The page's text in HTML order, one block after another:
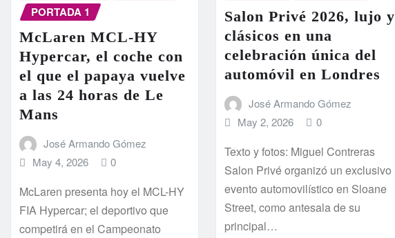
PORTADA 1
McLaren MCL-HY
Hypercar, el coche con
el que el papaya vuelve
a las 24 horas de Le
Mans
José Armando Gómez
May 4, 2026
0
McLaren presenta hoy el MCL-HY
FIA Hypercar; el deportivo que
competirá en el Campeonato
Salon Privé 2026, lujo y
clásicos en una
celebración única del
automóvil en Londres
José Armando Gómez
May 2, 2026
0
Texto y fotos: Miguel Contreras
Salon Privé organizó un exclusivo
evento automovilístico en Sloane
Street, como antesala de su
principal…